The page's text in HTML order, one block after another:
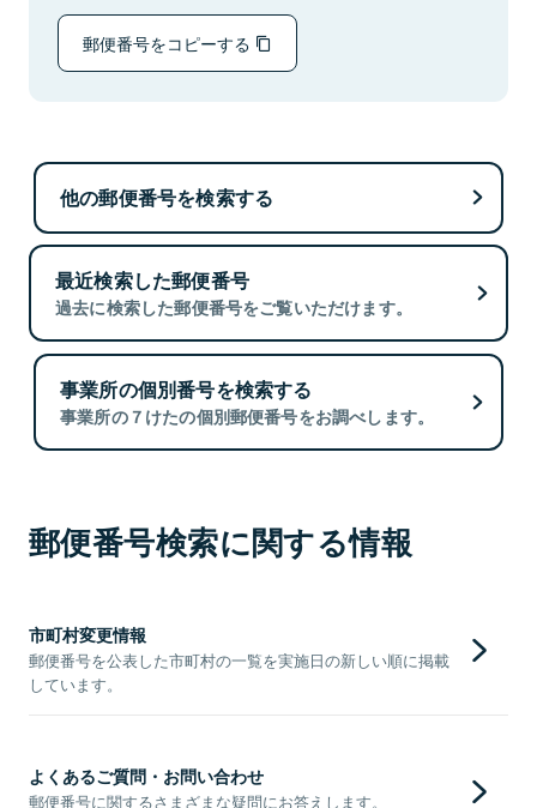
郵便番号をコピーする
他の郵便番号を検索する
最近検索した郵便番号
過去に検索した郵便番号をご覧いただけます。
事業所の個別番号を検索する
事業所の７けたの個別郵便番号をお調べします。
郵便番号検索に関する情報
市町村変更情報
郵便番号を公表した市町村の一覧を実施日の新しい順に掲載
しています。
よくあるご質問・お問い合わせ
郵便番号に関するさまざまな疑問にお答えします。